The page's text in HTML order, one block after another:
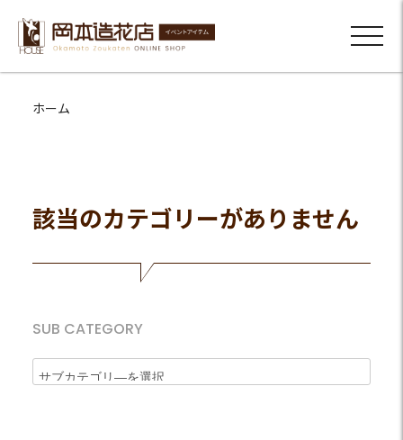
ホーム
該当のカテゴリーがありません
SUB CATEGORY